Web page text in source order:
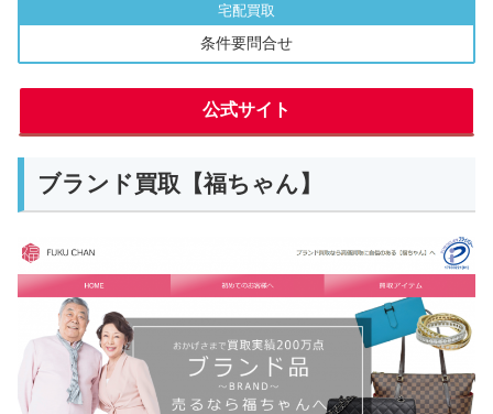
宅配買取
条件要問合せ
公式サイト
ブランド買取【福ちゃん】